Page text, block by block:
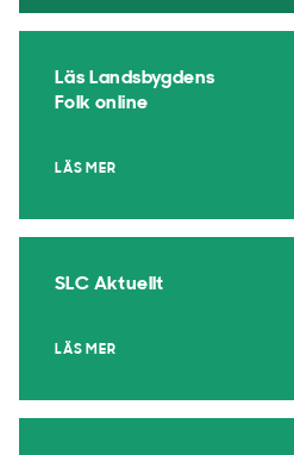
Läs Landsbygdens
Folk online
LÄS MER
SLC Aktuellt
LÄS MER